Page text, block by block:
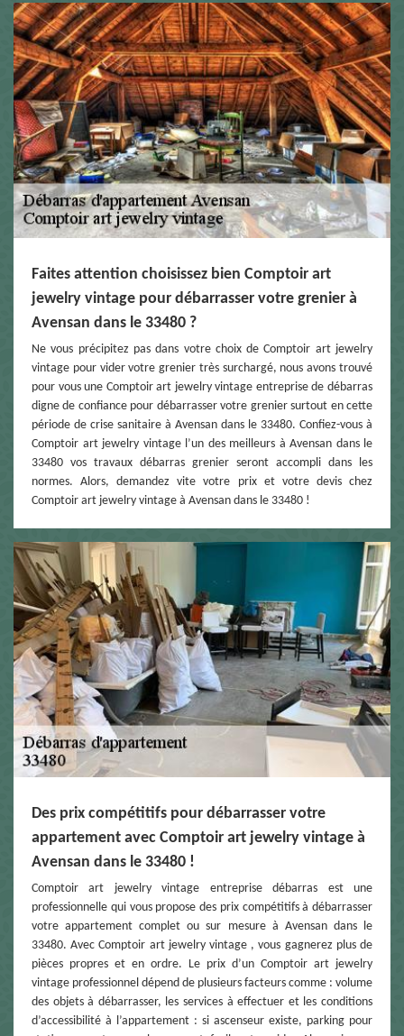
Faites attention choisissez bien Comptoir art
jewelry vintage pour débarrasser votre grenier à
Avensan dans le 33480 ?
Ne vous précipitez pas dans votre choix de Comptoir art jewelry
vintage pour vider votre grenier très surchargé, nous avons trouvé
pour vous une Comptoir art jewelry vintage entreprise de débarras
digne de confiance pour débarrasser votre grenier surtout en cette
période de crise sanitaire à Avensan dans le 33480. Confiez-vous à
Comptoir art jewelry vintage l’un des meilleurs à Avensan dans le
33480 vos travaux débarras grenier seront accompli dans les
normes. Alors, demandez vite votre prix et votre devis chez
Comptoir art jewelry vintage à Avensan dans le 33480 !
Des prix compétitifs pour débarrasser votre
appartement avec Comptoir art jewelry vintage à
Avensan dans le 33480 !
Comptoir art jewelry vintage entreprise débarras est une
professionnelle qui vous propose des prix compétitifs à débarrasser
votre appartement complet ou sur mesure à Avensan dans le
33480. Avec Comptoir art jewelry vintage , vous gagnerez plus de
pièces propres et en ordre. Le prix d’un Comptoir art jewelry
vintage professionnel dépend de plusieurs facteurs comme : volume
des objets à débarrasser, les services à effectuer et les conditions
d’accessibilité à l’appartement : si ascenseur existe, parking pour